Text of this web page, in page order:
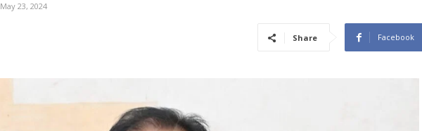
May 23, 2024
Share Facebook